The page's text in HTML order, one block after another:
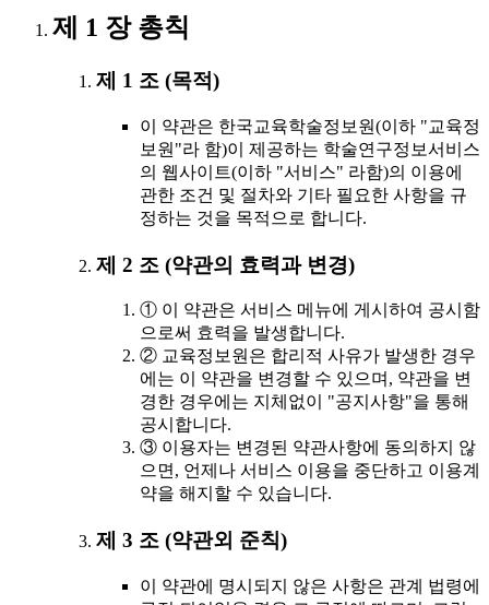
제 1 장 총칙
제 1 조 (목적)
이 약관은 한국교육학술정보원(이하 "교육정
보원"라 함)이 제공하는 학술연구정보서비스
의 웹사이트(이하 "서비스" 라함)의 이용에
관한 조건 및 절차와 기타 필요한 사항을 규
정하는 것을 목적으로 합니다.
제 2 조 (약관의 효력과 변경)
① 이 약관은 서비스 메뉴에 게시하여 공시함
으로써 효력을 발생합니다.
② 교육정보원은 합리적 사유가 발생한 경우
에는 이 약관을 변경할 수 있으며, 약관을 변
경한 경우에는 지체없이 "공지사항"을 통해
공시합니다.
③ 이용자는 변경된 약관사항에 동의하지 않
으면, 언제나 서비스 이용을 중단하고 이용계
약을 해지할 수 있습니다.
제 3 조 (약관외 준칙)
이 약관에 명시되지 않은 사항은 관계 법령에